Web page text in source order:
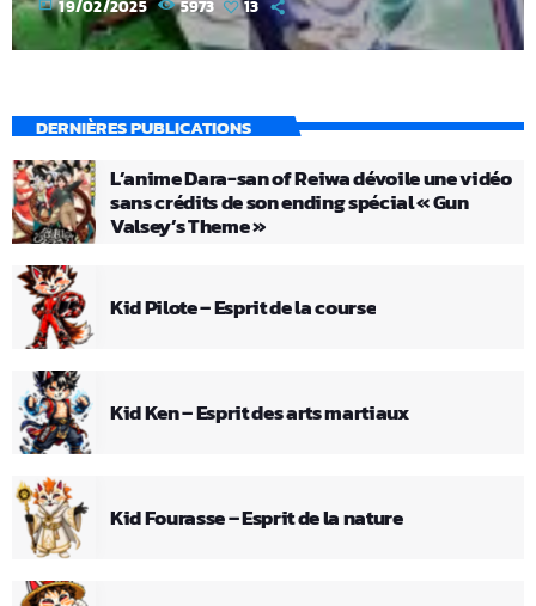
today 19/02/2025 5973 13
DERNIÈRES PUBLICATIONS
L’anime Dara-san of Reiwa dévoile une vidéo
sans crédits de son ending spécial « Gun
Valsey’s Theme »
Kid Pilote – Esprit de la course
Kid Ken – Esprit des arts martiaux
Kid Fourasse – Esprit de la nature